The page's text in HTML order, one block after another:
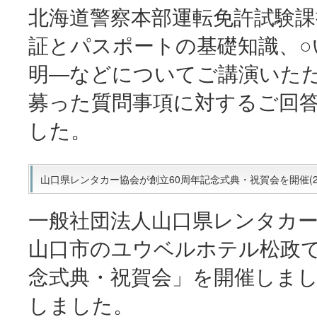
北海道警察本部運転免許試験
証とパスポートの基礎知識、
明―などについてご講演いた
募った質問事項に対するご回
した。
山口県レンタカー協会が創立60周年記念式典・祝賀会を開催
一般社団法人山口県レンタカ
山口市のユウベルホテル松政
念式典・祝賀会」を開催しま
しました。